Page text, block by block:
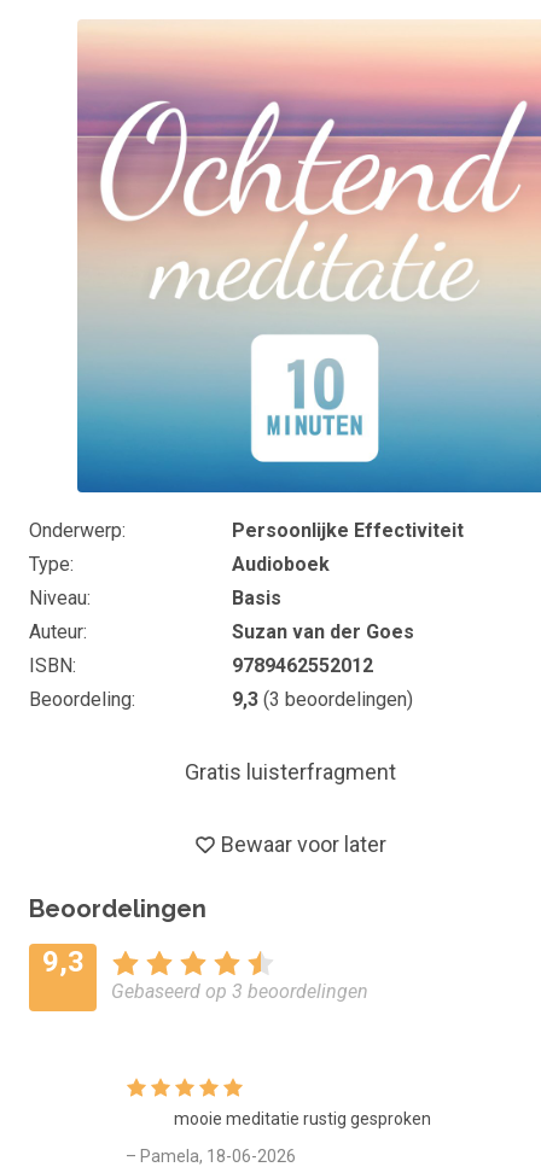
Onderwerp
Persoonlijke Effectiviteit
Type
Audioboek
Niveau
Basis
Auteur
Suzan van der Goes
ISBN
9789462552012
Beoordeling
9,3 (3 beoordelingen)
Gratis luisterfragment
Bewaar voor later
Beoordelingen
9,3
Gebaseerd op 3 beoordelingen
mooie meditatie rustig gesproken
– Pamela, 18-06-2026